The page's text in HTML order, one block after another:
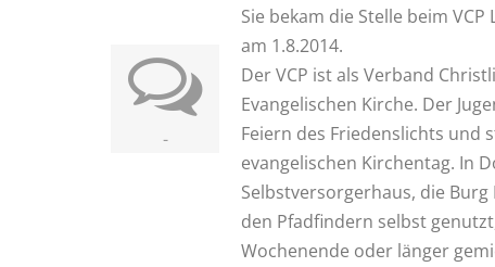
-
Sie bekam die Stelle beim
am 1.8.2014.
Der VCP ist als Verband
Evangelischen Kirche. Der
Feiern des Friedenslichts und
evangelischen Kirchentag. In
Selbstversorgerhaus, die
den Pfadfindern selbst
Wochenende oder länger